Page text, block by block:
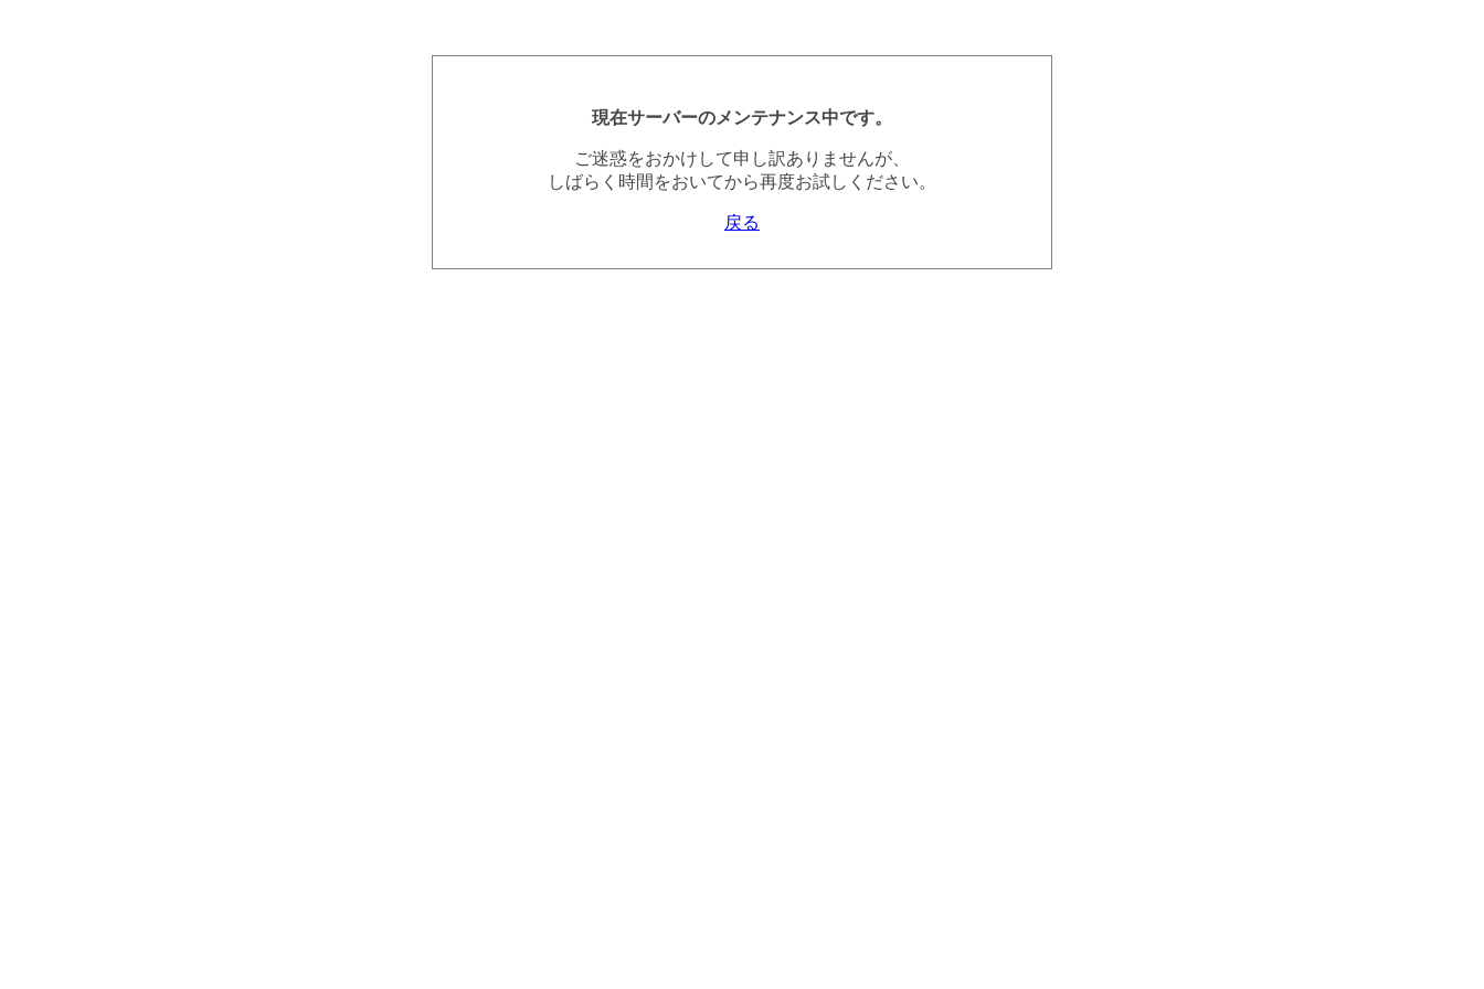
現在サーバーのメンテナンス中です。
ご迷惑をおかけして申し訳ありませんが、
しばらく時間をおいてから再度お試しください。
戻る